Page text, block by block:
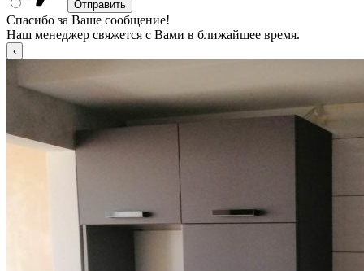
Спасибо за Ваше сообщение!
Наш менеджер свяжется с Вами в ближайшее время.